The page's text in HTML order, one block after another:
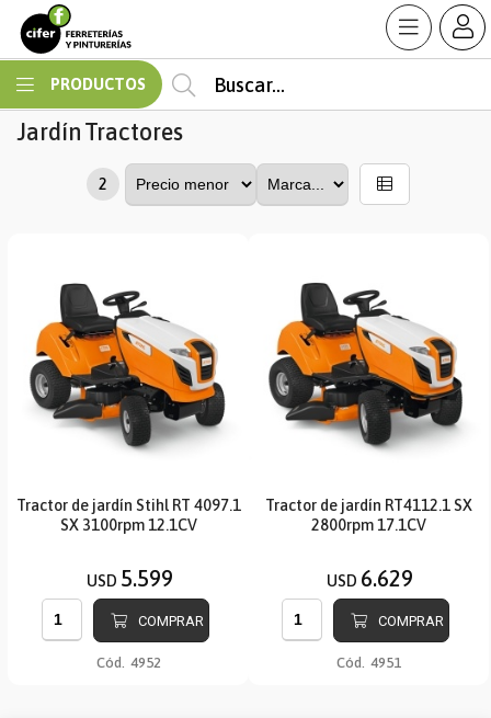
PRODUCTOS
Jardín Tractores
2
Tractor de jardín Stihl RT 4097.1
SX 3100rpm 12.1CV
USD 5.599
COMPRAR
Cód. 4952
Tractor de jardín RT4112.1 SX
2800rpm 17.1CV
USD 6.629
COMPRAR
Cód. 4951